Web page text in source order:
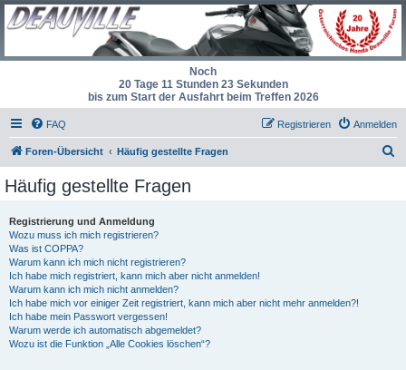
Noch
20 Tage 11 Stunden 22 Sekunden
bis zum Start der Ausfahrt beim Treffen 2026
FAQ Anmelden
Registrieren
Foren-Übersicht Häufig gestellte Fragen
Häufig gestellte Fragen
Registrierung und Anmeldung
Wozu muss ich mich registrieren?
Was ist COPPA?
Warum kann ich mich nicht registrieren?
Ich habe mich registriert, kann mich aber nicht anmelden!
Warum kann ich mich nicht anmelden?
Ich habe mich vor einiger Zeit registriert, kann mich aber nicht mehr anmelden?!
Ich habe mein Passwort vergessen!
Warum werde ich automatisch abgemeldet?
Wozu ist die Funktion „Alle Cookies löschen“?